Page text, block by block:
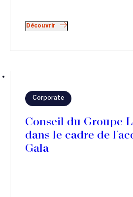
Découvrir
Corporate
Conseil du Groupe
dans le cadre de
Gala